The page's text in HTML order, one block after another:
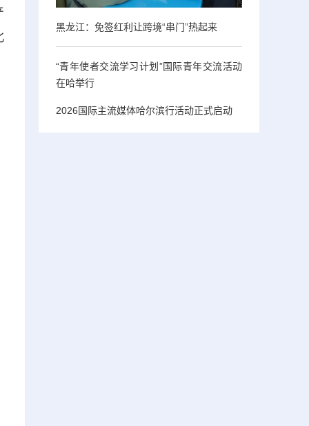
黑龙江：免签红利让跨境“串门”热起来
“青年使者交流学习计划”国际青年交流活动
在哈举行
2026国际主流媒体哈尔滨行活动正式启动